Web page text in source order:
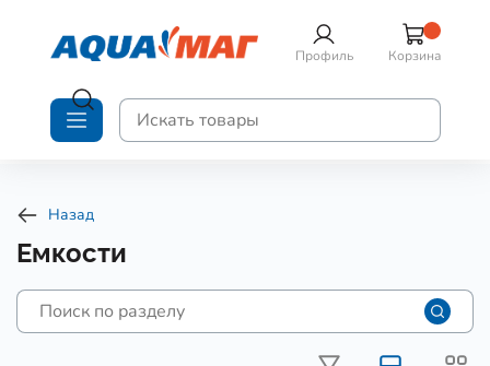
Профиль Корзина
Назад
Емкости